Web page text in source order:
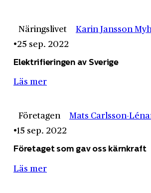
Näringslivet
Karin Jansson
25 sep. 2022
Elektrifieringen av Sverige
Läs mer
Företagen
Mats Carlsson-
15 sep. 2022
Företaget som gav oss kärnkraft
Läs mer